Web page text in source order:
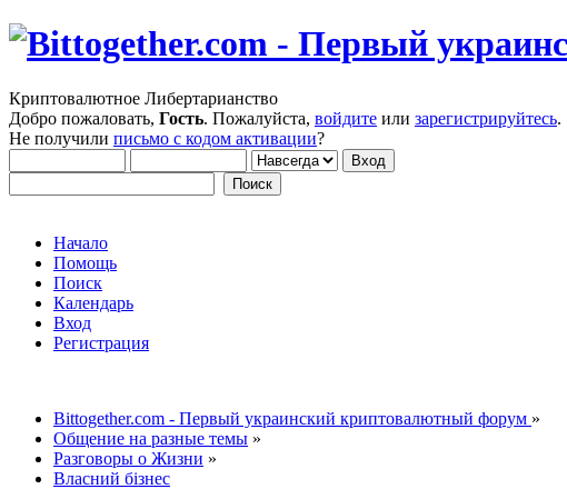
Криптовалютное Либертарианство
Добро пожаловать, Гость. Пожалуйста, войдите или зарегистрируйтесь.
Не получили письмо с кодом активации?
Начало
Помощь
Поиск
Календарь
Вход
Регистрация
Bittogether.com - Первый украинский криптовалютный форум »
Общение на разные темы »
Разговоры о Жизни »
Власний бізнес